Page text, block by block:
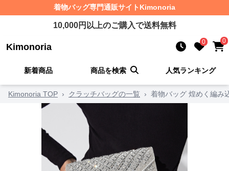
着物バッグ専門通販サイト Kimonoria
10,000円以上のご購入で送料無料
Kimonoria 0 0
新着商品 商品を検索 人気ランキング
Kimonoria TOP › クラッチバッグの一覧 › 着物バッグ 煌めく編み